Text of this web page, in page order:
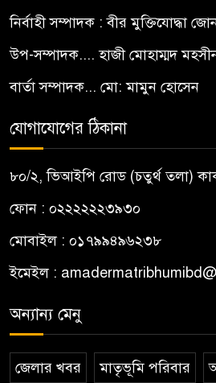
নির্বাহী সম্পাদক : বীর মুক্তিযোদ্ধা
উপ-সম্পাদক.... হাজী মোহাম্মদ
বার্তা সম্পাদক... মো: মামুন হোসেন
যোগাযোগের ঠিকানা
৮০/২, ভিআইপি রোড (চতুর্থ তলা)
ফোন : ০২২২২২২৩৯৩০
মোবাইল : ০১৭৯৯৪৯৬২৩৮
ইমেইল :
অন্যান্য মেনু
জেলার খবর মাতৃভূমি পরিবার